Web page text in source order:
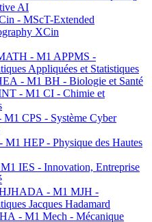
AI
- MScT-Extended
XCin
- M1 APPMS -
Appliquées et Statistiques
- M1 BH - Biologie et Santé
- M1 CI - Chimie et
M1 CPS - Système Cyber
M1 HEP - Physique des Hautes
IES - Innovation, Entreprise
- M1 MJH -
Jacques Hadamard
- M1 Mech - Mécanique